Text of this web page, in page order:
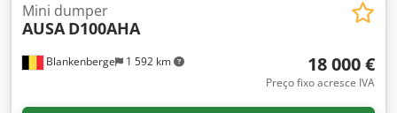
Blankenberge 1 592 km
Mini dumper
AUSA D100AHA
18 000 €
Preço fixo acresce IVA